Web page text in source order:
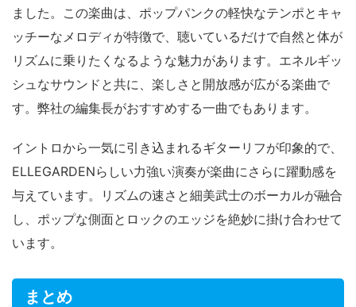
ました。この楽曲は、ポップパンクの軽快なテンポとキャ
ッチーなメロディが特徴で、聴いているだけで自然と体が
リズムに乗りたくなるような魅力があります。エネルギッ
シュなサウンドと共に、楽しさと開放感が広がる楽曲で
す。弊社の編集長がおすすめする一曲でもあります。
イントロから一気に引き込まれるギターリフが印象的で、
ELLEGARDENらしい力強い演奏が楽曲にさらに躍動感を
与えています。リズムの速さと細美武士のボーカルが融合
し、ポップな側面とロックのエッジを絶妙に掛け合わせて
います。
まとめ